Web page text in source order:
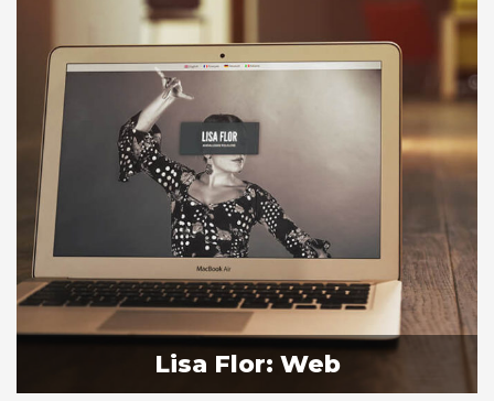
Lisa Flor: Web